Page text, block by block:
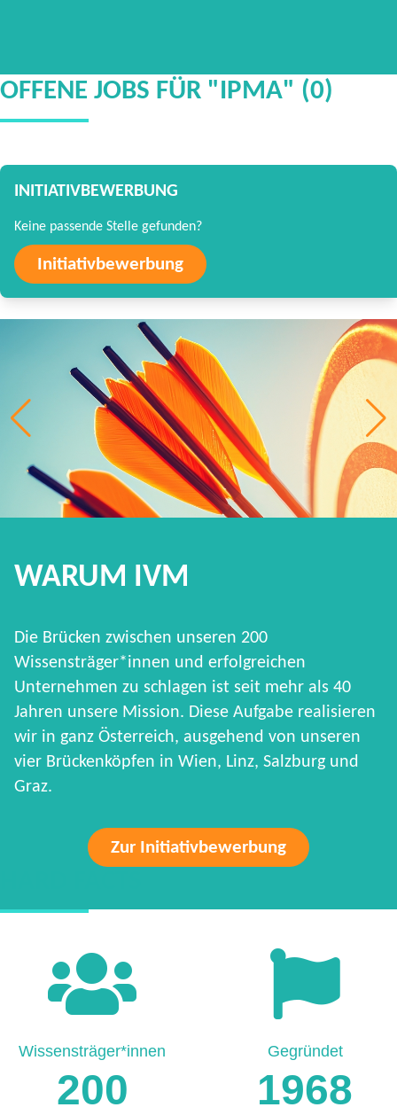
OFFENE JOBS FÜR "IPMA" (0)
INITIATIVBEWERBUNG
Keine passende Stelle gefunden?
Initiativbewerbung
WARUM IVM
Die Brücken zwischen unseren 200
Wissensträger*innen und erfolgreichen
Unternehmen zu schlagen ist seit mehr als 40
Jahren unsere Mission. Diese Aufgabe realisieren
wir in ganz Österreich, ausgehend von unseren
vier Brückenköpfen in Wien, Linz, Salzburg und
Graz.
Zur Initiativbewerbung
200
Wissensträger*innen
1968
Gegründet